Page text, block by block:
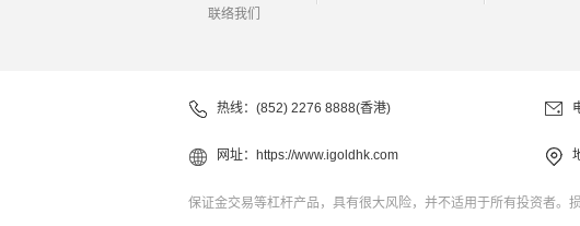
联络我们
热线：(852) 2276 8888(香港)
网址： https://www.igoldhk.com
保证金交易等杠杆产品，具有很大风险，并不适用于所有投资者。